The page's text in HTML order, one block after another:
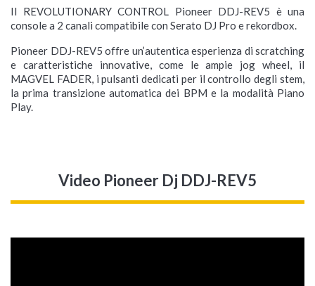
Il REVOLUTIONARY CONTROL Pioneer DDJ-REV5 è una
console a 2 canali compatibile con Serato DJ Pro e rekordbox.
Pioneer DDJ-REV5 offre un’autentica esperienza di scratching
e caratteristiche innovative, come le ampie jog wheel, il
MAGVEL FADER, i pulsanti dedicati per il controllo degli stem,
la prima transizione automatica dei BPM e la modalità Piano
Play.
Video Pioneer Dj DDJ-REV5